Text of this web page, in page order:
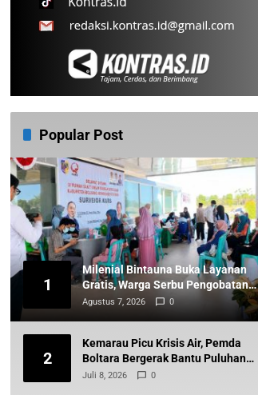
Popular Post
1
Milenial Bintauna Buka Layanan
Gratis, Warga Serbu Pengobatan
dan Sunatan
Agustus 7, 2026 0
2
Kemarau Picu Krisis Air, Pemda
Boltara Bergerak Bantu Puluhan
Warga Komus Timur
Juli 8, 2026 0